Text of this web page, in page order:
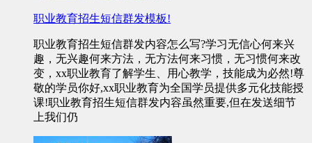
职业教育招生短信群发模板!
职业教育招生短信群发内容怎么写?学习无信心何来兴
趣，无兴趣何来方法，无方法何来习惯，无习惯何来改
变，xx职业教育了解学生、用心教学，技能成为必然!尊
敬的学员你好,xx职业教育为全国学员提供多元化技能授
课!职业教育招生短信群发内容虽然重要,但在发送细节
上我们仍